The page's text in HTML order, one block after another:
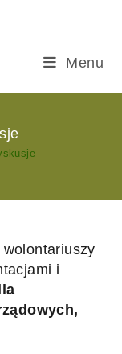
Menu
i